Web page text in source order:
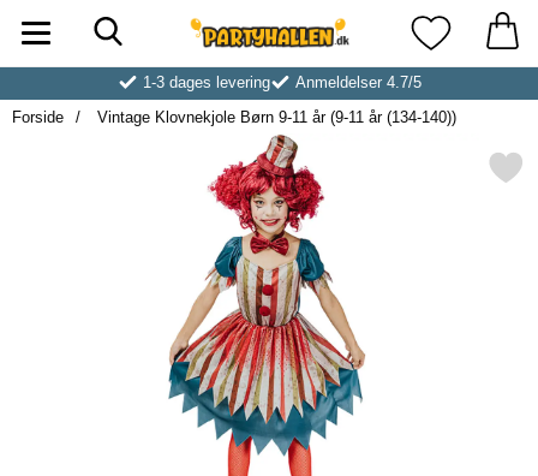
Startside for Partyhallen AB Mine
1-3 dages levering
Anmeldelser 4.7/5
Forside
Vintage Klovnekjole Børn 9-11 år (9-11 år (134-140))
Markér vintage Klovnekjole Børn 9-11